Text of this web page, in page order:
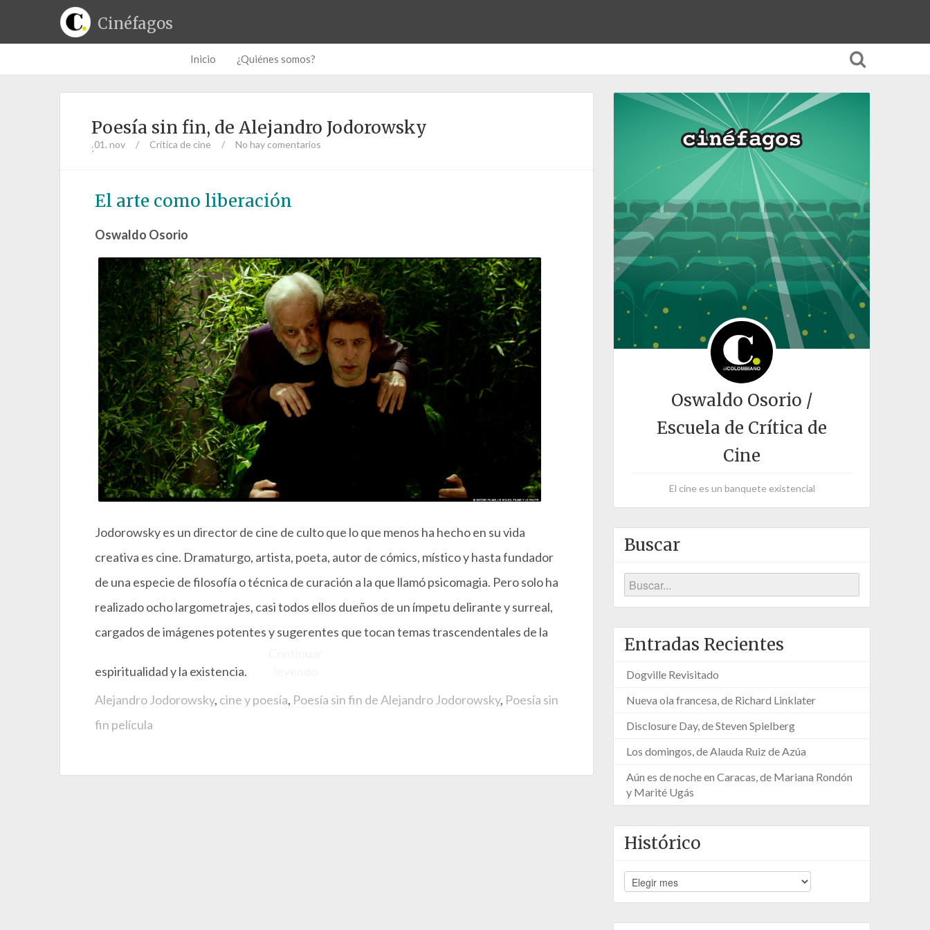
Cinéfagos
Inicio ¿Quiénes somos?
Poesía sin fin, de Alejandro Jodorowsky
;01. nov / Crítica de cine / No hay comentarios
El arte como liberación
Oswaldo Osorio
Jodorowsky es un director de cine de culto que lo que menos ha hecho en su vida
creativa es cine. Dramaturgo, artista, poeta, autor de cómics, místico y hasta fundador
de una especie de filosofía o técnica de curación a la que llamó psicomagia. Pero solo ha
realizado ocho largometrajes, casi todos ellos dueños de un ímpetu delirante y surreal,
cargados de imágenes potentes y sugerentes que tocan temas trascendentales de la
espiritualidad y la existencia.
Alejandro Jodorowsky, cine y poesía, Poesía sin fin de Alejandro Jodorowsky, Poesía sin
fin película
Oswaldo Osorio /
Escuela de Crítica de
Cine
El cine es un banquete existencial
Buscar
Entradas Recientes
Dogville Revisitado
Nueva ola francesa, de Richard Linklater
Disclosure Day, de Steven Spielberg
Los domingos, de Alauda Ruiz de Azúa
Aún es de noche en Caracas, de Mariana Rondón
y Marité Ugás
Histórico